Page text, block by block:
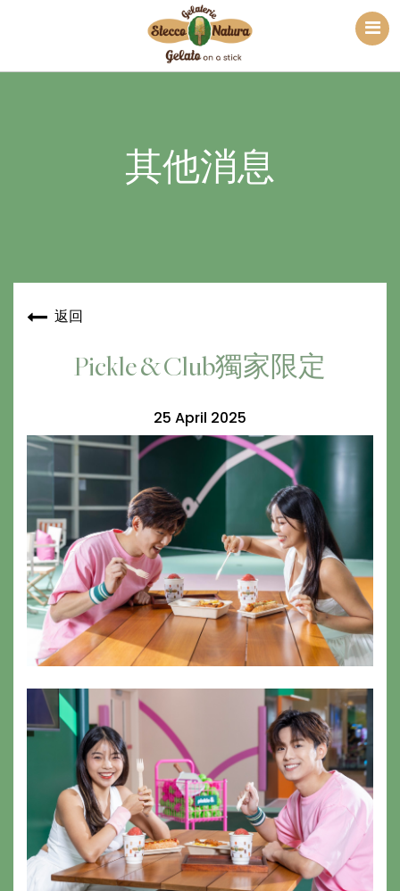
其他消息
返回
Pickle & Club獨家限定
25 April 2025